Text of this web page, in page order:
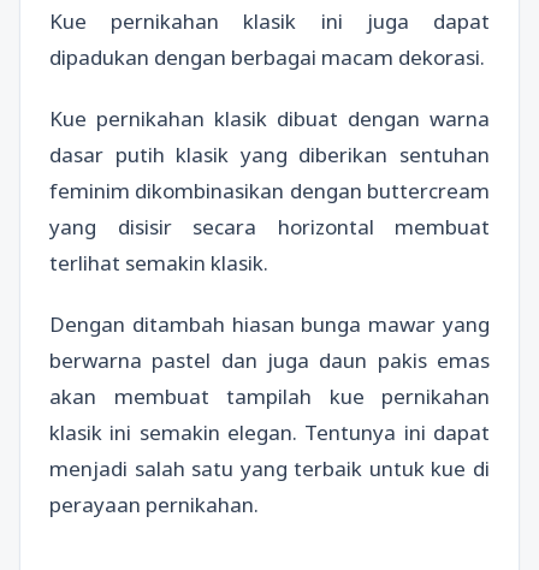
Kue pernikahan klasik ini juga dapat
dipadukan dengan berbagai macam dekorasi.
Kue pernikahan klasik dibuat dengan warna
dasar putih klasik yang diberikan sentuhan
feminim dikombinasikan dengan buttercream
yang disisir secara horizontal membuat
terlihat semakin klasik.
Dengan ditambah hiasan bunga mawar yang
berwarna pastel dan juga daun pakis emas
akan membuat tampilah kue pernikahan
klasik ini semakin elegan. Tentunya ini dapat
menjadi salah satu yang terbaik untuk kue di
perayaan pernikahan.